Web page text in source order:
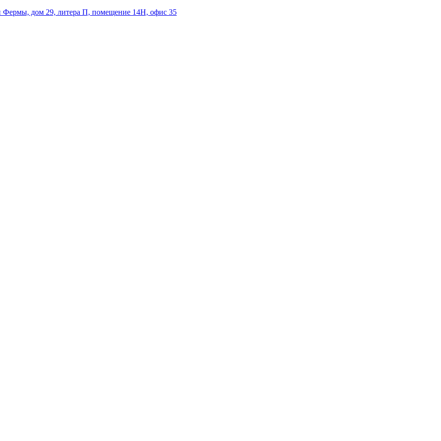
Фермы, дом 29, литера П, помещение 14Н, офис 35